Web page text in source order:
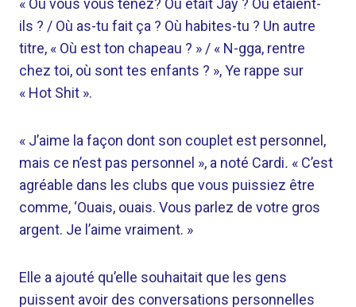
« Où vous vous tenez? Où était Jay ? Où étaient-
ils ? / Où as-tu fait ça ? Où habites-tu ? Un autre
titre, « Où est ton chapeau ? » / « N-gga, rentre
chez toi, où sont tes enfants ? », Ye rappe sur
« Hot Shit ».
« J’aime la façon dont son couplet est personnel,
mais ce n’est pas personnel », a noté Cardi. « C’est
agréable dans les clubs que vous puissiez être
comme, ‘Ouais, ouais. Vous parlez de votre gros
argent. Je l’aime vraiment. »
Elle a ajouté qu’elle souhaitait que les gens
puissent avoir des conversations personnelles